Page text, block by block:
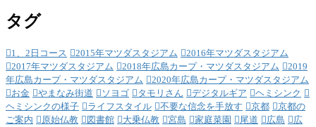
タグ
1、2日コース 2015年マツダスタジアム
2016年マツダスタジアム
2017年マツダスタジアム
2018年広島カープ・マツダスタジアム
2019
年広島カープ・マツダスタジアム
2020年広島カープ・マツダスタジアム
お金
やまなみ街道 ソヨゴ タモリさん デジタルギア
ヘミシンク
ヘミシンクの様子
ライフスタイル 不要な信念を手放す 京都
京都の
ご案内
原始仏教 図書館 大乗仏教 宮島 家庭菜園 尾道 広島
広